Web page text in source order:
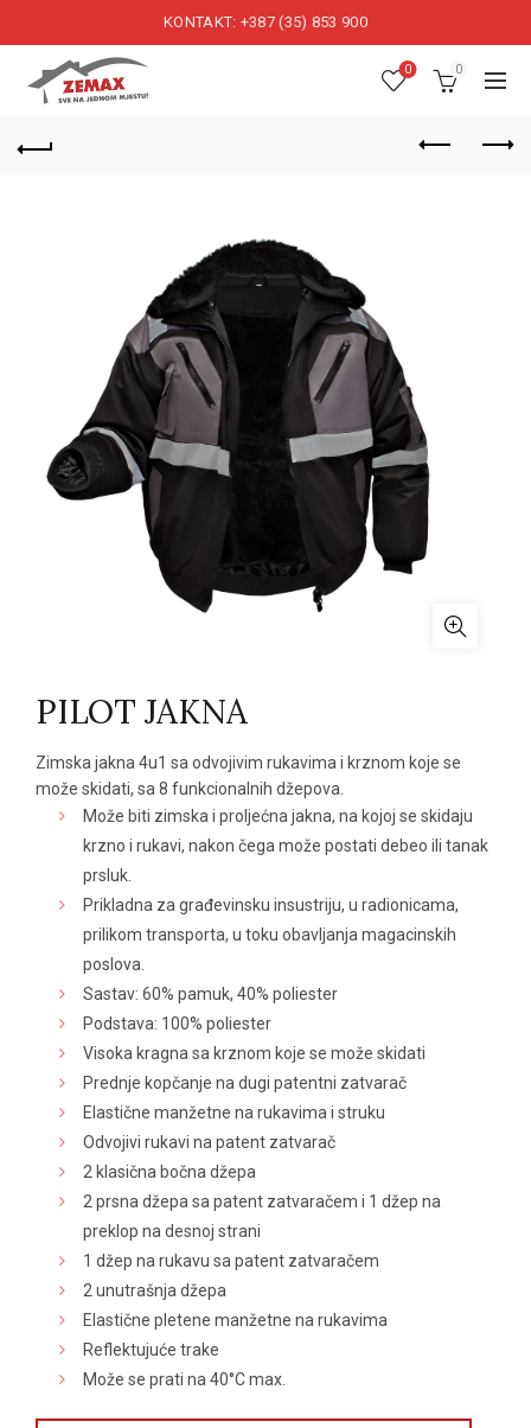
KONTAKT: +387 (35) 853 900
0 0
PILOT JAKNA
Zimska jakna 4u1 sa odvojivim rukavima i krznom koje se
može skidati, sa 8 funkcionalnih džepova.
Može biti zimska i proljećna jakna, na kojoj se skidaju
krzno i rukavi, nakon čega može postati debeo ili tanak
prsluk.
Prikladna za građevinsku insustriju, u radionicama,
prilikom transporta, u toku obavljanja magacinskih
poslova.
Sastav: 60% pamuk, 40% poliester
Podstava: 100% poliester
Visoka kragna sa krznom koje se može skidati
Prednje kopčanje na dugi patentni zatvarač
Elastične manžetne na rukavima i struku
Odvojivi rukavi na patent zatvarač
2 klasična bočna džepa
2 prsna džepa sa patent zatvaračem i 1 džep na
preklop na desnoj strani
1 džep na rukavu sa patent zatvaračem
2 unutrašnja džepa
Elastične pletene manžetne na rukavima
Reflektujuće trake
Može se prati na 40°C max.